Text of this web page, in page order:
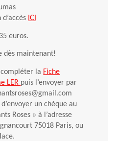
ICI
euros.
dès maintenant!
la Fiche
LER puis l’envoyer par
un chèque au
Roses » à l’adresse
75018 Paris, ou